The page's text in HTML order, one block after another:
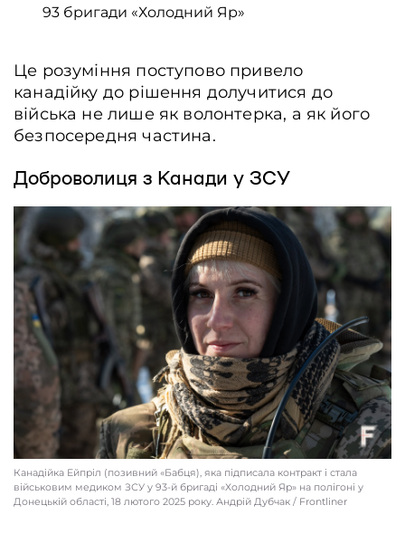
Канадійка Ейпріл (позивний «Бабця»), яка підписала контракт і стала
93 бригади «Холодний Яр»
Це розуміння поступово привело
канадійку до рішення долучитися до
війська не лише як волонтерка, а як його
безпосередня частина.
Доброволиця з Канади у ЗСУ
Канадійка Ейпріл (позивний «Бабця), яка підписала контракт і стала
військовим медиком ЗСУ у 93-й бригаді «Холодний Яр» на полігоні у
Донецькій області, 18 лютого 2025 року. Андрій Дубчак / Frontliner